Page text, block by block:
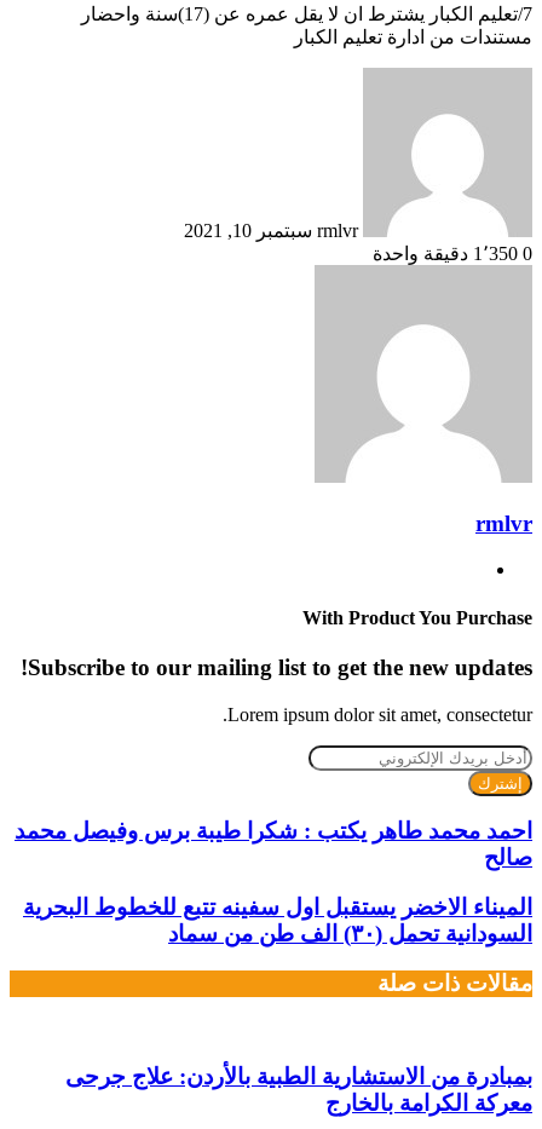
7/تعليم الكبار يشترط ان لا يقل عمره عن (17)سنة واحضار
مستندات من ادارة تعليم الكبار
rmlvr سبتمبر 10, 2021
0
دقيقة واحدة
rmlvr
With Product You Purchase
Subscribe to our mailing list to get the new updates!
Lorem ipsum dolor sit amet, consectetur.
أدخل
بريدك
الإلكتروني
احمد محمد طاهر يكتب : شكرا طيبة برس وفيصل محمد
صالح
الميناء الاخضر يستقبل اول سفينه تتبع للخطوط البحرية
السودانية تحمل (٣٠) الف طن من سماد
مقالات ذات صلة
بمبادرة من الاستشارية الطبية بالأردن: علاج جرحى
معركة الكرامة بالخارج